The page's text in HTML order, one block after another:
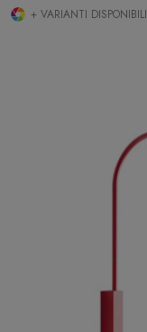
+ VARIANTI DISPONIBILI